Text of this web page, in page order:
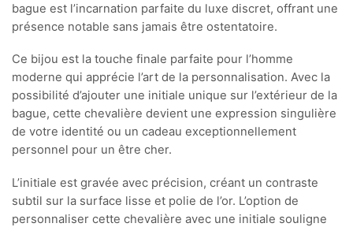
bague est l’incarnation parfaite du luxe discret, offrant une
présence notable sans jamais être ostentatoire.
Ce bijou est la touche finale parfaite pour l’homme
moderne qui apprécie l’art de la personnalisation. Avec la
possibilité d’ajouter une initiale unique sur l’extérieur de la
bague, cette chevalière devient une expression singulière
de votre identité ou un cadeau exceptionnellement
personnel pour un être cher.
L’initiale est gravée avec précision, créant un contraste
subtil sur la surface lisse et polie de l’or. L’option de
personnaliser cette chevalière avec une initiale souligne